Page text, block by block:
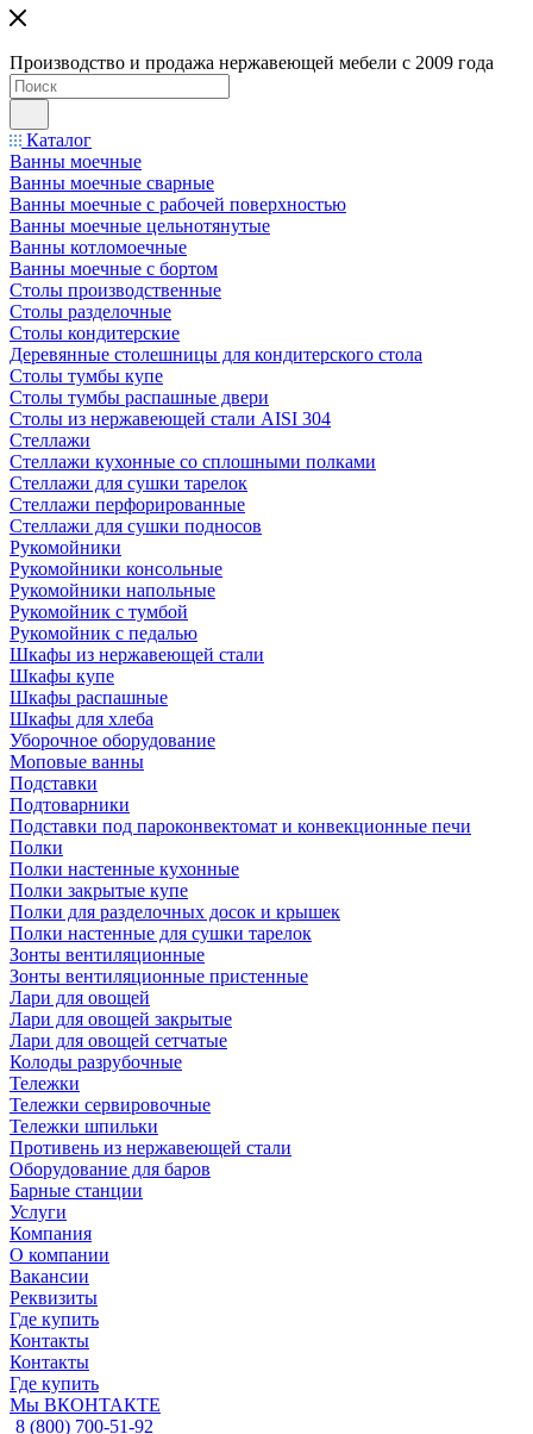
Производство и продажа нержавеющей мебели с 2009 года
Каталог
Ванны моечные
Ванны моечные сварные
Ванны моечные с рабочей поверхностью
Ванны моечные цельнотянутые
Ванны котломоечные
Ванны моечные с бортом
Столы производственные
Столы разделочные
Столы кондитерские
Деревянные столешницы для кондитерского стола
Столы тумбы купе
Столы тумбы распашные двери
Столы из нержавеющей стали AISI 304
Стеллажи
Стеллажи кухонные со сплошными полками
Стеллажи для сушки тарелок
Стеллажи перфорированные
Стеллажи для сушки подносов
Рукомойники
Рукомойники консольные
Рукомойники напольные
Рукомойник с тумбой
Рукомойник с педалью
Шкафы из нержавеющей стали
Шкафы купе
Шкафы распашные
Шкафы для хлеба
Уборочное оборудование
Моповые ванны
Подставки
Подтоварники
Подставки под пароконвектомат и конвекционные печи
Полки
Полки настенные кухонные
Полки закрытые купе
Полки для разделочных досок и крышек
Полки настенные для сушки тарелок
Зонты вентиляционные
Зонты вентиляционные пристенные
Лари для овощей
Лари для овощей закрытые
Лари для овощей сетчатые
Колоды разрубочные
Тележки
Тележки сервировочные
Тележки шпильки
Противень из нержавеющей стали
Оборудование для баров
Барные станции
Услуги
Компания
О компании
Вакансии
Реквизиты
Где купить
Контакты
Контакты
Где купить
Мы ВКОНТАКТЕ
8 (800) 700-51-92